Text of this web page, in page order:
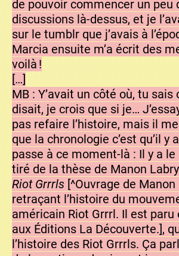
de pouvoir commencer un peu
discussions là-dessus, et je
sur le tumblr que j’avais à
Marcia ensuite m’a écrit des
voilà !
[…]
MB : Y’avait un côté où, tu sais
disait, je crois que si je…
pas refaire l’histoire, mais il
que la chronologie c’est qu’il y
passe à ce moment-là : Il y a le
tiré de la thèse de Manon
Riot Grrrls [^Ouvrage de Manon
retraçant l’histoire du
américain Riot Grrrl. Il est paru
aux Éditions La Découverte.],
l’histoire des Riot Grrrls. Ça